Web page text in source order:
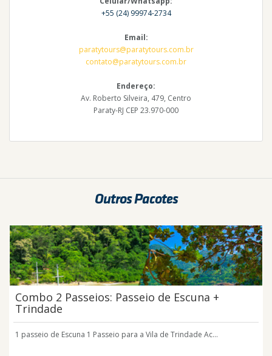
+55 (24) 99974-2734
Email:
paratytours@paratytours.com.br
contato@paratytours.com.br
Endereço:
Av. Roberto Silveira, 479, Centro
Paraty-RJ CEP 23.970-000
Outros Pacotes
Combo 2 Passeios: Passeio de Escuna +
Trindade
1 passeio de Escuna 1 Passeio para a Vila de Trindade Ac...